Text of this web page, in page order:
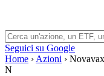
Seguici su Google
Home › Azioni › Novavax
N